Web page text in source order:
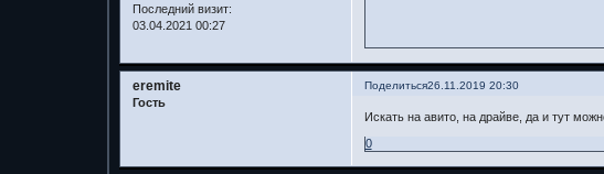
Последний визит:
03.04.2021 00:27
Поделиться26.11.2019 20:30
eremite
Гость
Искать на авито, на драйве, да и тут
0